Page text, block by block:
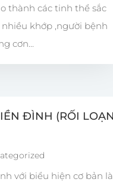
thành các tinh thể sắc
khớp ,người bệnh
cơn...
ĐÌNH (RỐI
với biểu hiện cơ bản là